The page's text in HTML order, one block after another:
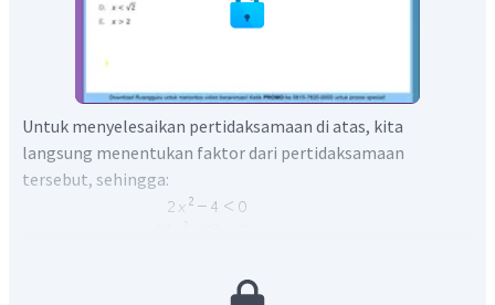
Untuk menyelesaikan pertidaksamaan di atas, kita
langsung menentukan faktor dari pertidaksamaan
tersebut, sehingga: